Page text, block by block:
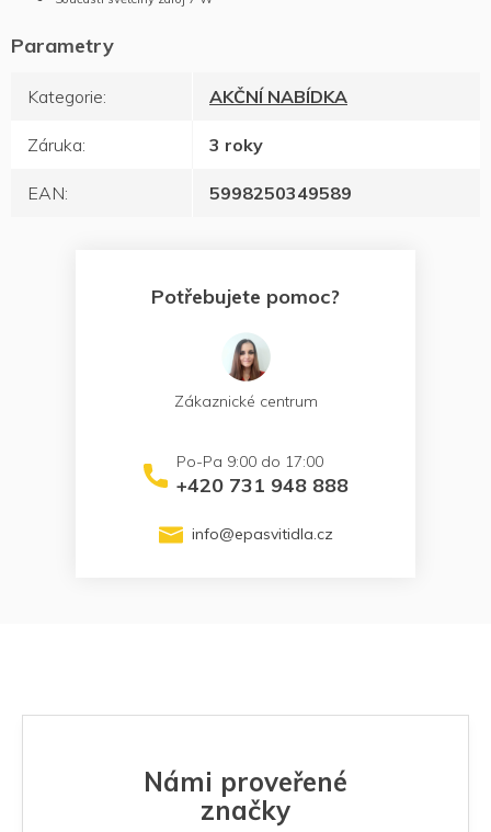
Kategorie: AKČNÍ NABÍDKA
Záruka: 3 roky
EAN: 5998250349589
Potřebujete pomoc?
Zákaznické centrum
+420 731 948 888
info@epasvitidla.cz
Námi proveřené
značky